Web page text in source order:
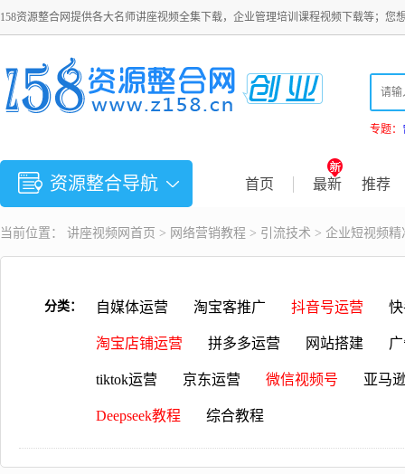
158资源整合网提供各大名师讲座视频全集下载，企业管理培训课程视频下载等；您
专题：
资源整合导航 首页 最新 推荐
当前位置： 讲座视频 网首页 > 网络营销教程 > 引流技术 > 企业短视频
分类： 自媒体运营 淘宝客推广 抖音号运营
淘宝店铺运营 拼多多运营 网站搭建
tiktok运营 京东运营 微信视频号 亚马
Deepseek教程 综合教程